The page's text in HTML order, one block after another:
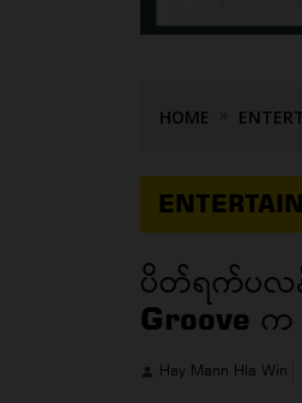
HOME
ပိတ်ရက်ပလ
Groove
Hay Mann Hla Win